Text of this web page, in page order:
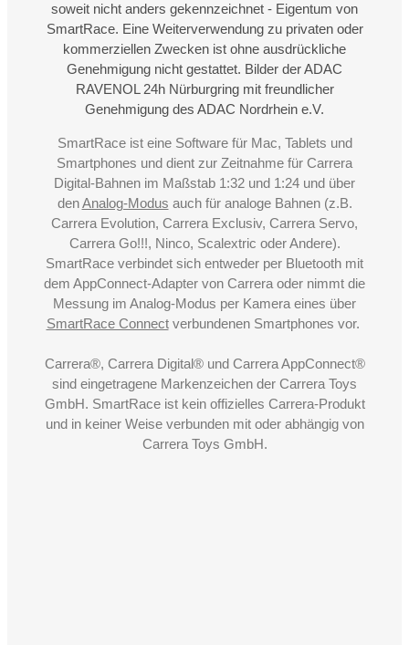
soweit nicht anders gekennzeichnet - Eigentum von
SmartRace. Eine Weiterverwendung zu privaten oder
kommerziellen Zwecken ist ohne ausdrückliche
Genehmigung nicht gestattet. Bilder der ADAC
RAVENOL 24h Nürburgring mit freundlicher
Genehmigung des ADAC Nordrhein e.V.
SmartRace ist eine Software für Mac, Tablets und
Smartphones und dient zur Zeitnahme für Carrera
Digital-Bahnen im Maßstab 1:32 und 1:24 und über
denAnalog-Modus auch für analoge Bahnen (z.B.
Carrera Evolution, Carrera Exclusiv, Carrera Servo,
Carrera Go!!!, Ninco, Scalextric oder Andere).
SmartRace verbindet sich entweder per Bluetooth mit
dem AppConnect-Adapter von Carrera oder nimmt die
Messung im Analog-Modus per Kamera eines über
SmartRace Connectverbundenen Smartphones vor.
Carrera®, Carrera Digital® und Carrera AppConnect®
sind eingetragene Markenzeichen der Carrera Toys
GmbH. SmartRace ist kein offizielles Carrera-Produkt
und in keiner Weise verbunden mit oder abhängig von
Carrera Toys GmbH.